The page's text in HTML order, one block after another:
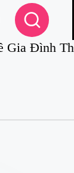
Gia Đình